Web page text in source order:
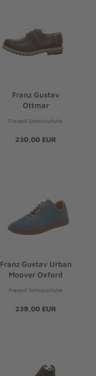
Franz Gustav
Ottmar
Freizeit Schnürschuhe
230,00 EUR
Franz Gustav Urban
Moover Oxford
Freizeit Schnürschuhe
239,00 EUR